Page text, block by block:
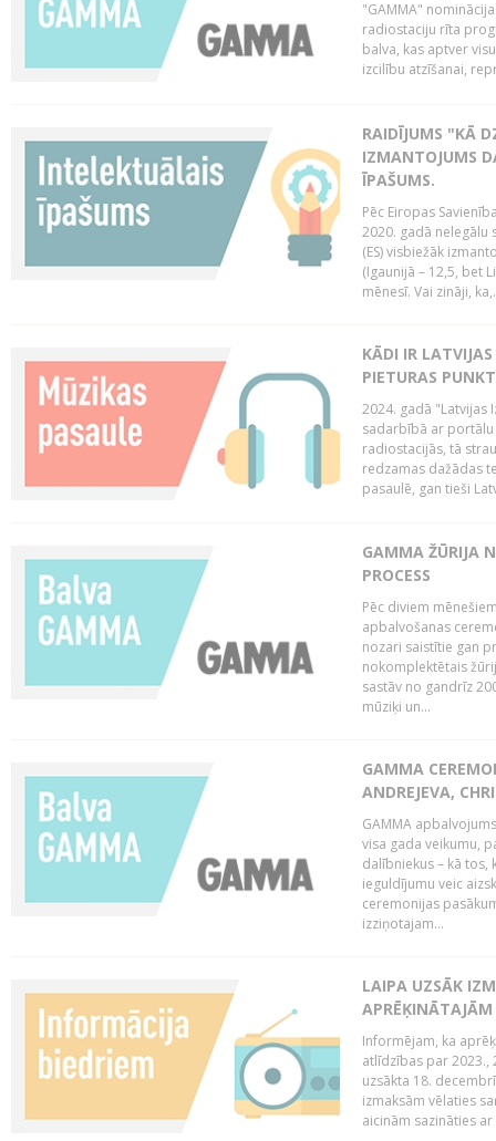
"GAMMA"
radiostaciju rīta
balva, kas aptver
izcilību atzīšanai,
RAIDĪJUMS "KĀ
IZMANTOJUMS
ĪPAŠUMS.
Pēc Eiropas
2020. gadā nelegālu
(ES) visbiežāk
(Igaunijā – 12,5, bet
mēnesī. Vai zināji,
KĀDI IR
PIETURAS
2024. gadā "Latvijas
sadarbībā ar portālu
radiostacijās, tā
redzamas dažādas
pasaulē, gan tieši
GAMMA ŽŪRIJA
PROCESS
Pēc diviem
apbalvošanas
nozari saistītie gan
nokomplektētais
sastāv no gandrīz
mūziķi un...
GAMMA
ANDREJEVA,
GAMMA
visa gada veikumu,
dalībniekus – kā tos,
ieguldījumu veic
ceremonijas
izziņotajam...
LAIPA UZSĀK
Informējam, ka
atlīdzības par 2023.,
uzsākta 18.
izmaksām vēlaties
aicinām sazināties